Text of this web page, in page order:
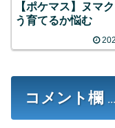
【ポケマス】ヌマ
う育てるか悩む
コメント欄